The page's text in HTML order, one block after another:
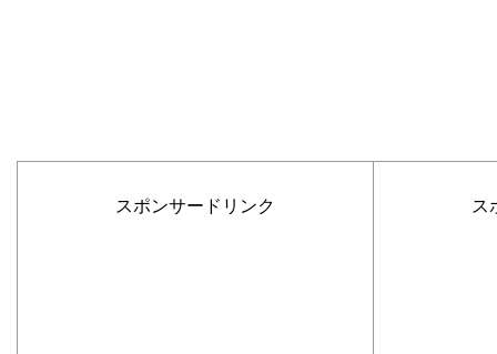
スポンサードリンク ス